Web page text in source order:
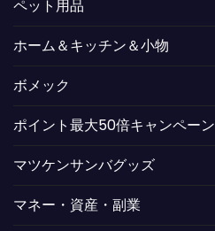
ペット用品
ホーム＆キッチン＆小物
ボメック
ポイント最大50倍キャンペーン
マツケンサンバグッズ
マネー・資産・副業